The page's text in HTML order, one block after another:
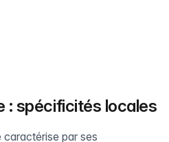
: spécificités locales
caractérise par ses